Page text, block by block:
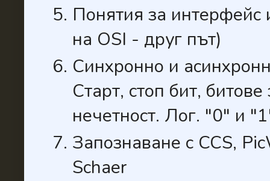
Понятия за интерфейс
на OSI - друг път)
Синхронно и
Старт, стоп бит,
нечетност. Лог. "0" и
Запознаване с CCS,
Schaer